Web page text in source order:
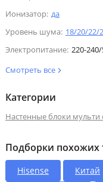
Ионизатор: да
Уровень шума: 18/20/22/
Электропитание: 220-
Смотреть все
Категории
Настенные блоки мульти
Подборки похожих
Hisense Китай